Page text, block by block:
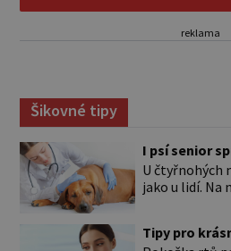
reklama
Šikovné tipy
I psí senior
U čtyřnohých
jako u lidí. Na
Přesto byste
Tipy pro